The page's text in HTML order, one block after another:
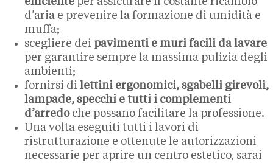
d’aria e prevenire la formazione di umidità e
muffa;
scegliere dei pavimenti e muri facili da lavare
per garantire sempre la massima pulizia degli
ambienti;
fornirsi di lettini ergonomici, sgabelli girevoli,
lampade, specchi e tutti i complementi
d’arredo che possano facilitare la professione.
Una volta eseguiti tutti i lavori di
ristrutturazione e ottenute le autorizzazioni
necessarie per aprire un centro estetico, sarai